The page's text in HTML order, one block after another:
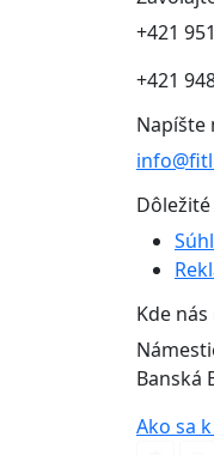
+421
+421
Napíšte
Kde
Banská
Ako sa